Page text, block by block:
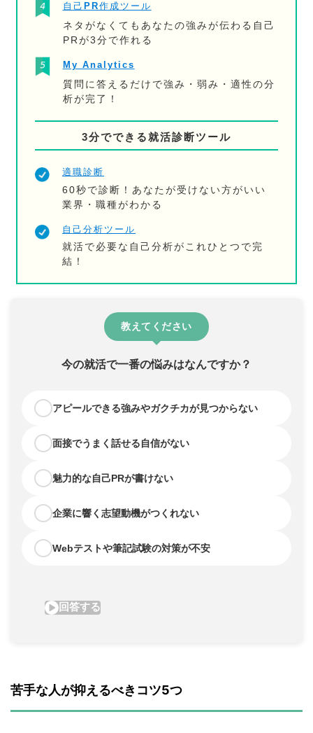
自己PR作成ツール
ネタがなくてもあなたの強みが伝わる自己
PRが3分で作れる
My Analytics
質問に答えるだけで強み・弱み・適性の分
析が完了！
3分でできる就活診断ツール
適職診断
60秒で診断！あなたが受けない方がいい
業界・職種がわかる
自己分析ツール
就活で必要な自己分析がこれひとつで完
結！
苦手な人が抑えるべきコツ5つ